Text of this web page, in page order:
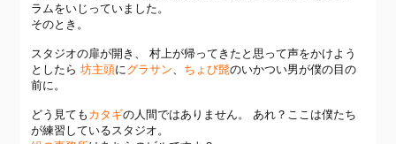
ラムをいじっていました。
そのとき。
スタジオの扉が開き、 村上が帰ってきたと思って声をかけよう
としたら 坊主頭にグラサン ちょび髭のいかつい男が僕の目の
前に。
どう見てもカタギの人間ではありません。 あれ？ここは僕たち
が練習しているスタジオ。